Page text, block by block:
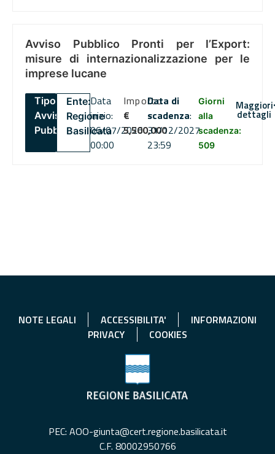
Avviso Pubblico Pronti per l’Export:
misure di internazionalizzazione per le
imprese lucane
Tipo:
Avviso
Pubblico
Ente:
Regione
Basilicata
Data
inizio:
06/07/2026
00:00
Importo
€
5,500,000
Data di
scadenza:
31/12/2027
23:59
Giorni
alla
scadenza:
509
Maggiori
dettagli
NOTE LEGALI ACCESSIBILITA'
INFORMAZIONI
PRIVACY
COOKIES
PEC: AOO-giunta@cert.regione.basilicata.it
C.F. 80002950766